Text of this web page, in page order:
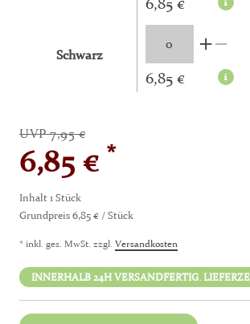
Schwarz
6,85 €
UVP 7,95 €
6,85 € *
Inhalt1 Stück
Grundpreis6,85 € / Stück
* inkl. ges. MwSt. zzgl. Versandkosten
INNERHALB 24H VERSANDFERTIG.